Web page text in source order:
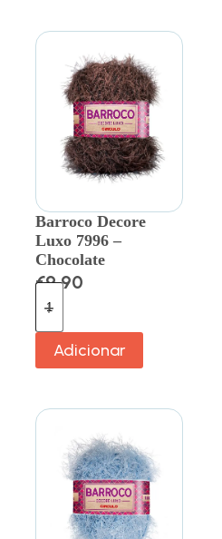
Barroco Decore
Luxo 7996 –
Chocolate
€9.90
Adicionar